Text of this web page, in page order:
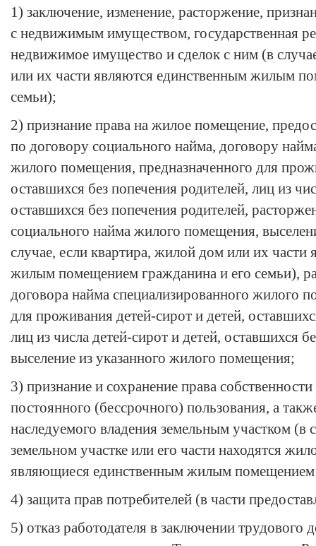
1) заключение, изменение, расторжение,
с недвижимым имуществом, государственная
недвижимое имущество и сделок с ним (в
или их части являются единственным жилым
семьи);
2) признание права на жилое помещение,
по договору социального найма, договору
жилого помещения, предназначенного для
оставшихся без попечения родителей, лиц из
оставшихся без попечения родителей,
социального найма жилого помещения,
случае, если квартира, жилой дом или их части
жилым помещением гражданина и его семьи),
договора найма специализированного жилого
для проживания детей-сирот и детей,
лиц из числа детей-сирот и детей, оставшихся
выселение из указанного жилого помещения;
3) признание и сохранение права
постоянного (бессрочного) пользования, а
наследуемого владения земельным участком (в
земельном участке или его части находятся
являющиеся единственным жилым помещением
4) защита прав потребителей (в части
5) отказ работодателя в заключении